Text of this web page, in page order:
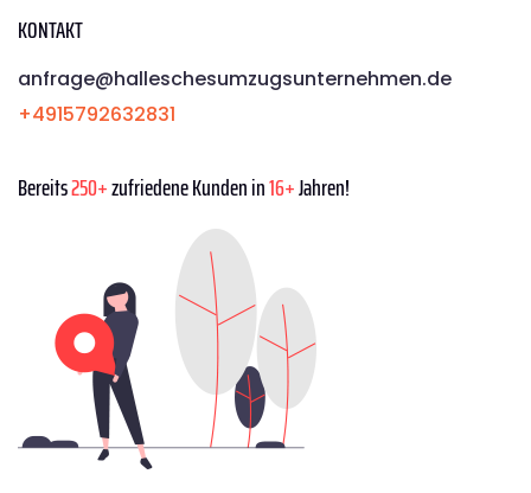
KONTAKT
anfrage@halleschesumzugsunternehmen.de
+4915792632831
Bereits250+zufriedene Kunden in16+Jahren!